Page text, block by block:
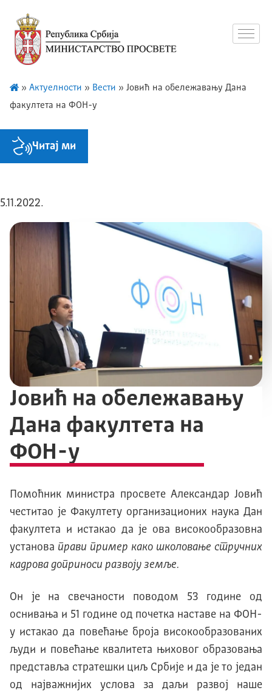
» Актуелности » Вести » Јовић на обележавању Дана
факултета нa ФОН-у
Читај ми
5.11.2022.
Јовић на обележавању
Дана факултета нa
ФОН-у
Помоћник министра просвете Александар Јовић
честитао је Факултету организационих наука Дан
факултета и истакао да је ова високообразовна
установа прави пример како школовање стручних
кадрова доприноси развоју земље.
Он је на свечаности поводом 53 године од
оснивања и 51 године од почетка наставе на ФОН-
у истакао да повећање броја високообразованих
људи и повећање квалитета њиховог образовања
представља стратешки циљ Србије и да је то један
од најважнијих услова за даљи развој наше